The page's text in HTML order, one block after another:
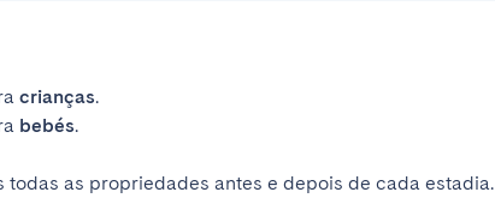
crianças.
bebés.
todas as propriedades antes e depois de cada estadia.